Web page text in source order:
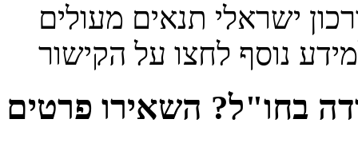
ישראלי תנאים מעולים